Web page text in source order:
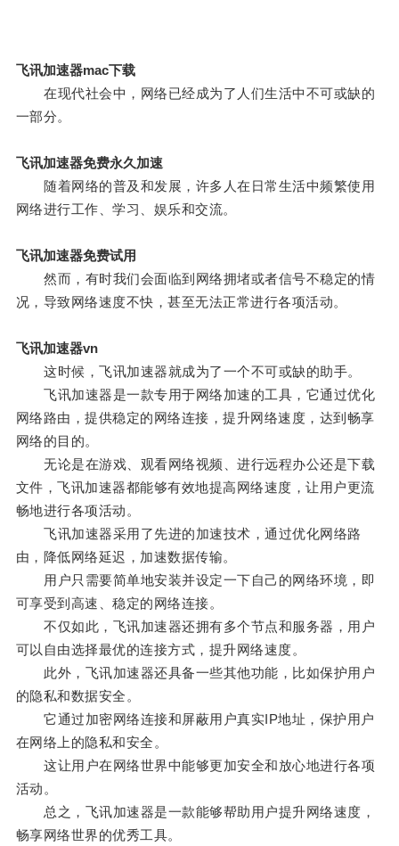
飞讯加速器mac下载
在现代社会中，网络已经成为了人们生活中不可或缺的
一部分。
飞讯加速器免费永久加速
随着网络的普及和发展，许多人在日常生活中频繁使用
网络进行工作、学习、娱乐和交流。
飞讯加速器免费试用
然而，有时我们会面临到网络拥堵或者信号不稳定的情
况，导致网络速度不快，甚至无法正常进行各项活动。
飞讯加速器vn
这时候，飞讯加速器就成为了一个不可或缺的助手。
飞讯加速器是一款专用于网络加速的工具，它通过优化
网络路由，提供稳定的网络连接，提升网络速度，达到畅享
网络的目的。
无论是在游戏、观看网络视频、进行远程办公还是下载
文件，飞讯加速器都能够有效地提高网络速度，让用户更流
畅地进行各项活动。
飞讯加速器采用了先进的加速技术，通过优化网络路
由，降低网络延迟，加速数据传输。
用户只需要简单地安装并设定一下自己的网络环境，即
可享受到高速、稳定的网络连接。
不仅如此，飞讯加速器还拥有多个节点和服务器，用户
可以自由选择最优的连接方式，提升网络速度。
此外，飞讯加速器还具备一些其他功能，比如保护用户
的隐私和数据安全。
它通过加密网络连接和屏蔽用户真实IP地址，保护用户
在网络上的隐私和安全。
这让用户在网络世界中能够更加安全和放心地进行各项
活动。
总之，飞讯加速器是一款能够帮助用户提升网络速度，
畅享网络世界的优秀工具。